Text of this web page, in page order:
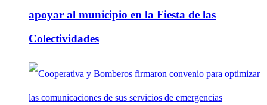
apoyar al municipio en la Fiesta de las
Colectividades